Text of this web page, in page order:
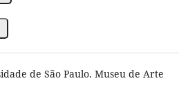
de São Paulo. Museu de Arte